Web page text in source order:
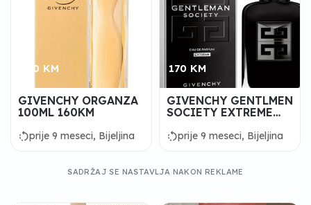
160 KM
GIVENCHY ORGANZA
100ML 160KM
rotate_leftprije 9 meseci, Bijeljina
170 KM
GIVENCHY GENTLMEN
SOCIETY EXTREME
rotate_leftprije 9 meseci, Bijeljina
SADRŽAJ SE NASTAVLJA NAKON REKLAME